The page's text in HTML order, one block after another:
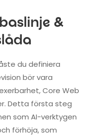
&
du definiera
bör vara
Core Web
Detta första steg
som AI-verktygen
förhöja, som